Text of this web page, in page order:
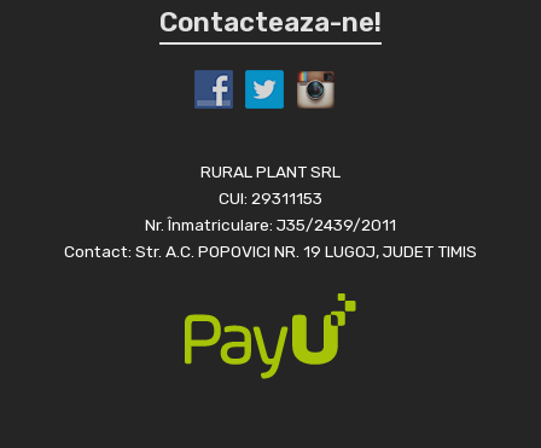
Contacteaza-ne!
RURAL PLANT SRL
CUI: 29311153
Nr. Înmatriculare: J35/2439/2011
Contact: Str. A.C. POPOVICI NR. 19 LUGOJ, JUDET TIMIS